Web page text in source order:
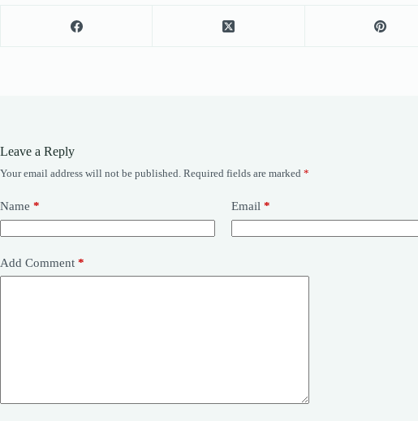
Leave a Reply
Your email address will not be published. Required fields are marked *
Name * Email *
Add Comment *